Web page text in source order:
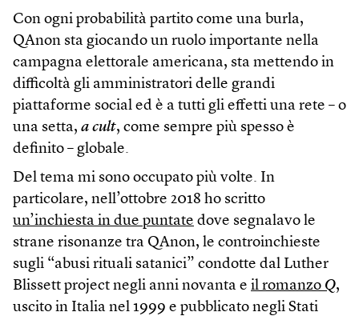
Con ogni probabilità partito come una burla,
QAnon sta giocando un ruolo importante nella
campagna elettorale americana, sta mettendo in
difficoltà gli amministratori delle grandi
piattaforme social ed è a tutti gli effetti una rete – o
una setta, a cult, come sempre più spesso è
definito – globale.
Del tema mi sono occupato più volte. In
particolare, nell’ottobre 2018 ho scritto
un’inchiesta in due puntate dove segnalavo le
strane risonanze tra QAnon, le controinchieste
sugli “abusi rituali satanici” condotte dal Luther
Blissett project negli anni novanta e il romanzo Q,
uscito in Italia nel 1999 e pubblicato negli Stati